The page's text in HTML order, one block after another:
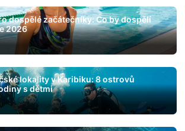
dospělé začátečníky: Co by dospělí
2026
lokality v Karibiku: 8 ostrovů
s dětmi